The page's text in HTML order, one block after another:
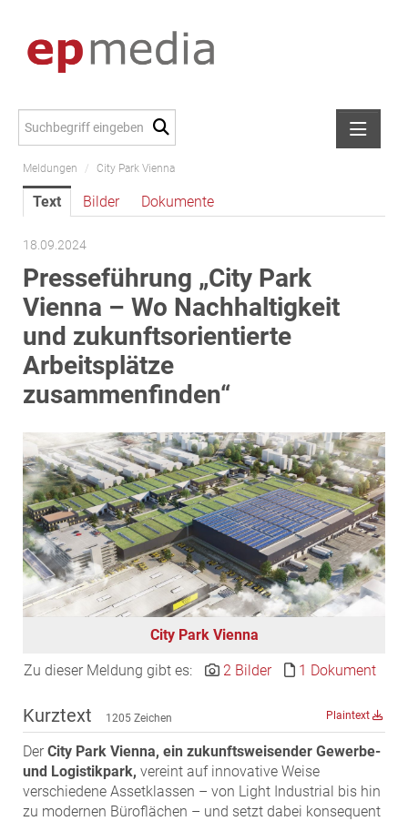
Meldungen
Alexander Peer
amb Development
ATL Immoinvest
AURE Immobilien
Austria Sotheby's International Realty
City Park Vienna
EPHIC Group
epmedia Werbeagentur
ESTINA Immobilien
Greystar
Grossmann + Kaswurm Immobilien
Gutwerk Immobilien Treuhand
HANDLER Gruppe
HARING Group + WINEGG Realitäten
IG Immobilien
IMMOBILIEN MAGAZIN VERLAG
IMMOcontract
KOBAN SÜDVERS
Meldungen / City Park Vienna
Text Bilder Dokumente
18.09.2024
Presseführung „City Park
Vienna – Wo Nachhaltigkeit
und zukunftsorientierte
Arbeitsplätze
zusammenfinden“
City Park Vienna
Zu dieser Meldung gibt es: 2 Bilder 1 Dokument
Kurztext 1205 Zeichen Plaintext
Der City Park Vienna, ein zukunftsweisender Gewerbe-
und Logistikpark, vereint auf innovative Weise
verschiedene Assetklassen – von Light Industrial bis hin
zu modernen Büroflächen – und setzt dabei konsequent